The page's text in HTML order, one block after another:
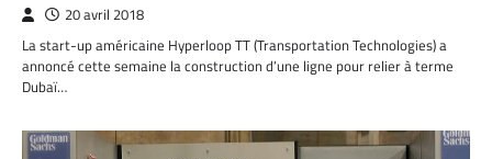
20 avril 2018
La start-up américaine Hyperloop TT (Transportation Technologies) a
annoncé cette semaine la construction d’une ligne pour relier à terme
Dubaï…